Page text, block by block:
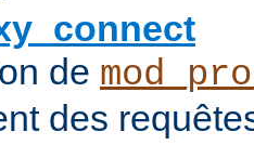
de
des